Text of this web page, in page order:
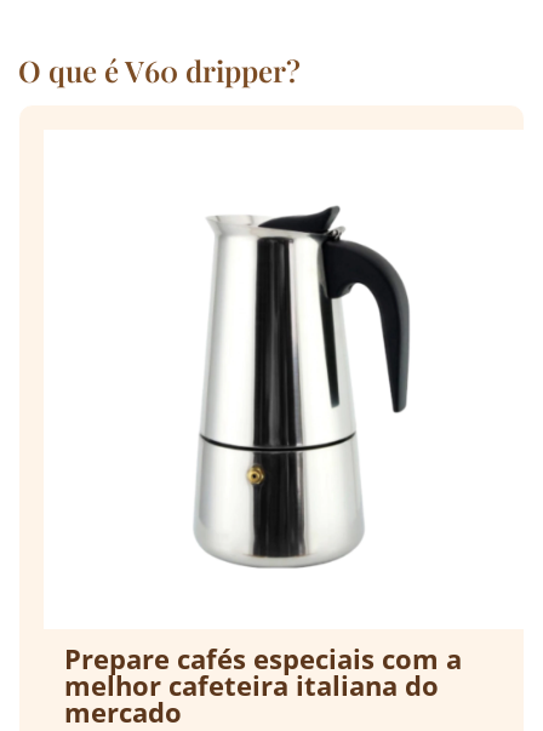
O que é V60 dripper?
Prepare cafés especiais com a
melhor cafeteira italiana do
mercado